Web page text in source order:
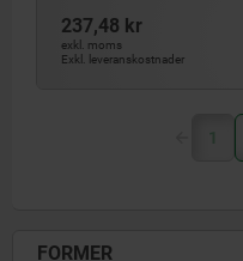
237,48 kr
exkl. moms
Exkl. leveranskostnader
1
FORMER